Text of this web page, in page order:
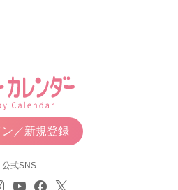
ン／新規登録
公式SNS